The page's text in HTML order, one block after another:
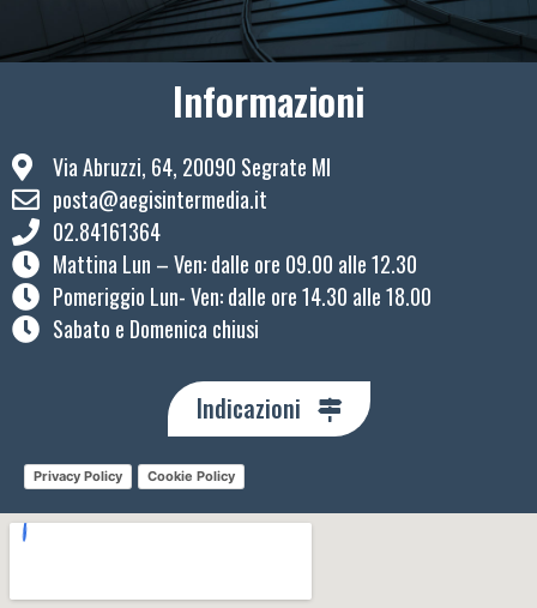
Informazioni
Via Abruzzi, 64, 20090 Segrate MI
posta@aegisintermedia.it
02.84161364
Mattina Lun – Ven: ​dalle ore 09.00 alle 12.30
Pomeriggio Lun- Ven: dalle ore 14.30 alle 18.00
Sabato e Domenica chiusi
Indicazioni
Privacy Policy Cookie Policy